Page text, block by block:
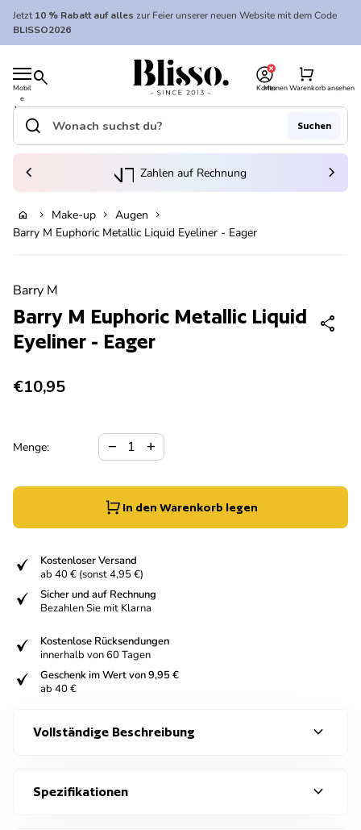
In den Warenkorb legen
Zum Inhalt springen
Jetzt10 % Rabatt auf alles zur Feier unserer neuen Website mit dem Code
BLISSO2026
Mobil
e
Navi
gatio
search
Startseite
Konto
Meinen Warenkorb ansehen
shopping_cart
Startseite
Suche"
search Suchen
(Link öffnet in neuem Tab/Fenster)
Zahlen auf Rechnung
chevron_left chevron_right
home chevron_right Make-up chevron_right Augen chevron_right
Barry M Euphoric Metallic Liquid Eyeliner - Eager
Barry M
Barry M Euphoric Metallic Liquid
Eyeliner - Eager
share
Regulärer Preis
€10,95
Menge:
Verringerung der Menge für
remove
Menge erhöhen für
add
In den Warenkorb legen
Kostenloser Versand
ab 40 € (sonst 4,95 €)
Sicher und auf Rechnung
Bezahlen Sie mit Klarna
Kostenlose Rücksendungen
innerhalb von 60 Tagen
Geschenk im Wert von 9,95 €
ab 40 €
Vollständige Beschreibung expand_more
Spezifikationen expand_more